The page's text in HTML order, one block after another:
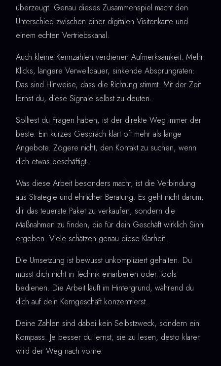
überzeugt. Genau dieses Zusammenspiel macht den
Unterschied zwischen einer digitalen Visitenkarte und
einem echten Vertriebskanal.
Auch kleine Kennzahlen verdienen Aufmerksamkeit. Mehr
Klicks, längere Verweildauer, sinkende Absprungraten:
Das sind Hinweise, dass die Richtung stimmt. Mit der Zeit
lernst du, diese Signale selbst zu deuten.
Solltest du Fragen haben, ist der direkte Weg immer der
beste. Ein kurzes Gespräch klärt oft mehr als lange
Angebote. Zögere nicht, den Kontakt zu suchen, wenn
dich etwas beschäftigt.
Was diese Arbeit besonders macht, ist die Verbindung
aus Strategie und ehrlicher Beratung. Es geht nicht darum,
dir das teuerste Paket zu verkaufen, sondern die
Maßnahmen zu finden, die für dein Geschäft wirklich Sinn
ergeben. Viele schätzen genau diese Klarheit.
Die Umsetzung ist bewusst unkompliziert gehalten. Du
musst dich nicht in Technik einarbeiten oder Tools
bedienen. Die Arbeit läuft im Hintergrund, während du
dich auf dein Kerngeschäft konzentrierst.
Deine Zahlen sind dabei kein Selbstzweck, sondern ein
Kompass. Je besser du lernst, sie zu lesen, desto klarer
wird der Weg nach vorne.